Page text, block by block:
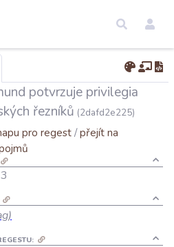
potvrzuje privilegia
řezníků (2dafd2e225)
pro regest/přejít na